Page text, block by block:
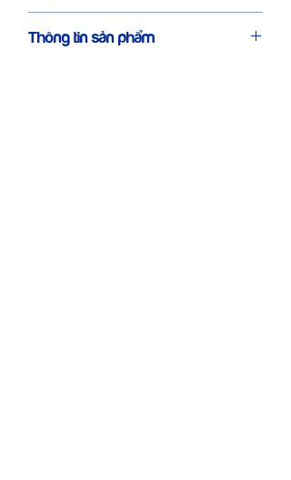
chọn với tiêu chí chất lượng và đặc biệt
là đề cao tính thẩm
mỹ: #PrettyAndProud
trong tủ quần áo
Thông tin sản phẩm